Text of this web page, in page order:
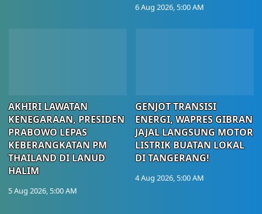
6 Aug 2026, 5:00 AM
AKHIRI LAWATAN
KENEGARAAN, PRESIDEN
PRABOWO LEPAS
KEBERANGKATAN PM
THAILAND DI LANUD
HALIM
5 Aug 2026, 5:00 AM
GENJOT TRANSISI
ENERGI, WAPRES GIBRAN
JAJAL LANGSUNG MOTOR
LISTRIK BUATAN LOKAL
DI TANGERANG!
4 Aug 2026, 5:00 AM